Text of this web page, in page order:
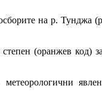
на р.
(оранжев код)